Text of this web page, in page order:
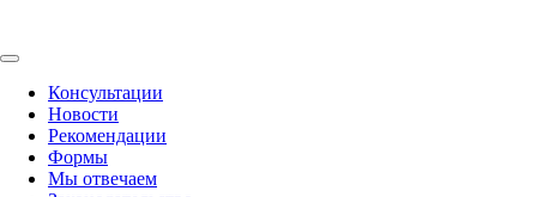
Консультации
Новости
Рекомендации
Формы
Мы отвечаем